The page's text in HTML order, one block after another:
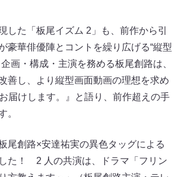
した「板尾イズム 2」も、前作から引
豪華俳優陣とコントを繰り広げる“縦型
画・構成・主演を務める板尾創路は、
善し、より縦型画面動画の理想を求め
届けします。』と語り、前作超えの手
。
尾創路×安達祐実の異色タッグによる
た！ 2 人の共演は、ドラマ「フリン